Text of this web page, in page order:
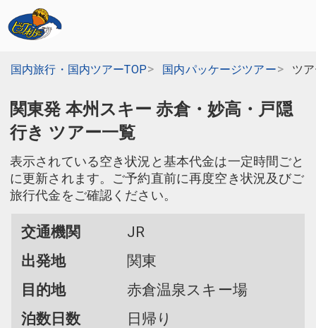
国内旅行・国内ツアーTOP 国内パッケージツアー ツ
関東発 本州スキー 赤倉・妙高・戸隠
行き ツアー一覧
表示されている空き状況と基本代金は一定時間ごと
に更新されます。ご予約直前に再度空き状況及びご
旅行代金をご確認ください。
交通機関
JR
出発地
関東
目的地
赤倉温泉スキー場
泊数日数
日帰り